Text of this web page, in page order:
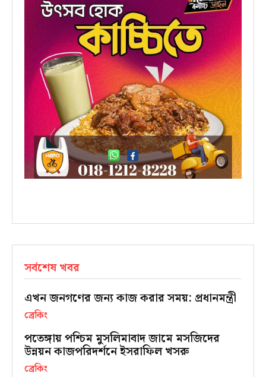
সর্বশেষ খবর
এখন জনগণের জন্য কাজ করার সময়: প্রধানমন্ত্রী
ব্রেকিং
পতেঙ্গায় পশ্চিম মুসলিমাবাদ জামে মসজিদের
উন্নয়ন কাজপরিদর্শনে ইসরাফিল খসরু
ব্রেকিং